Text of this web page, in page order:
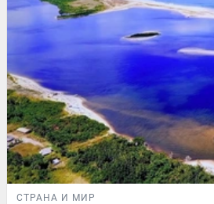
СТРАНА И МИР